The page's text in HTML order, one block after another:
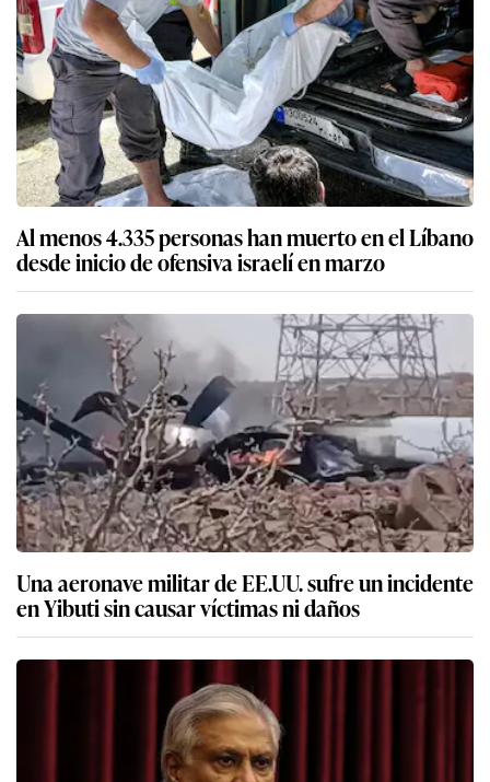
Al menos 4.335 personas han muerto en el Líbano
desde inicio de ofensiva israelí en marzo
Una aeronave militar de EE.UU. sufre un incidente
en Yibuti sin causar víctimas ni daños